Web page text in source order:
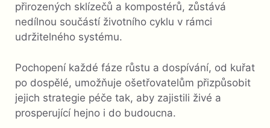
přirozených sklízečů a kompostérů, zůstává
nedílnou součástí životního cyklu v rámci
udržitelného systému.
Pochopení každé fáze růstu a dospívání, od kuřat
po dospělé, umožňuje ošetřovatelům přizpůsobit
jejich strategie péče tak, aby zajistili živé a
prosperující hejno i do budoucna.